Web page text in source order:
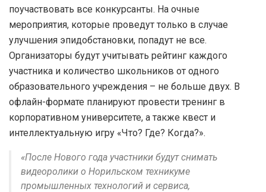
поучаствовать все конкурсанты. На очные
мероприятия, которые проведут только в случае
улучшения эпидобстановки, попадут не все.
Организаторы будут учитывать рейтинг каждого
участника и количество школьников от одного
образовательного учреждения – не больше двух. В
офлайн-формате планируют провести тренинг в
корпоративном университете, а также квест и
интеллектуальную игру «Что? Где? Когда?».
«После Нового года участники будут снимать
видеоролики о Норильском техникуме
промышленных технологий и сервиса,